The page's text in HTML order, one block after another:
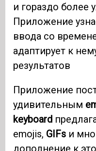
и гораздо
Приложение
ввода со
адаптирует к
результатов
Приложение
удивительным
keyboard
emojis, GIFs и
дополнение к